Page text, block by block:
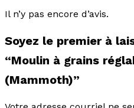
Il n’y pas encore d’avis.
Soyez le premier à
“Moulin à grains
(Mammoth)”